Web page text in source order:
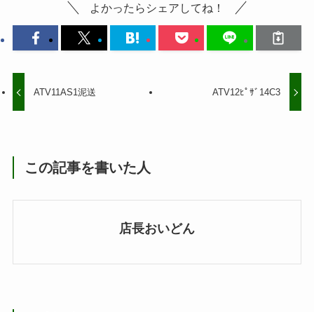
よかったらシェアしてね！
ATV11AS1泥送 ATV12ﾋﾟｻﾞ14C3
この記事を書いた人
店長おいどん